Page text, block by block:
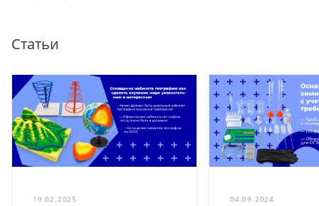
Статьи
19.02.2025 04.09.2024